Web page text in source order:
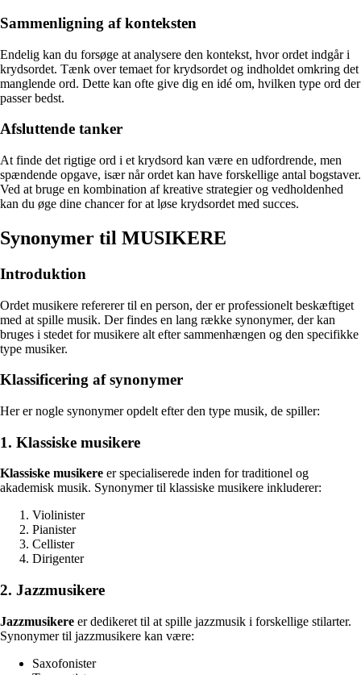
Sammenligning af konteksten
Endelig kan du forsøge at analysere den kontekst, hvor ordet indgår i
krydsordet. Tænk over temaet for krydsordet og indholdet omkring det
manglende ord. Dette kan ofte give dig en idé om, hvilken type ord der
passer bedst.
Afsluttende tanker
At finde det rigtige ord i et krydsord kan være en udfordrende, men
spændende opgave, især når ordet kan have forskellige antal bogstaver.
Ved at bruge en kombination af kreative strategier og vedholdenhed
kan du øge dine chancer for at løse krydsordet med succes.
Synonymer til MUSIKERE
Introduktion
Ordet musikere refererer til en person, der er professionelt beskæftiget
med at spille musik. Der findes en lang række synonymer, der kan
bruges i stedet for musikere alt efter sammenhængen og den specifikke
type musiker.
Klassificering af synonymer
Her er nogle synonymer opdelt efter den type musik, de spiller:
1. Klassiske musikere
Klassiske musikere er specialiserede inden for traditionel og
akademisk musik. Synonymer til klassiske musikere inkluderer:
Violinister
Pianister
Cellister
Dirigenter
2. Jazzmusikere
Jazzmusikere er dedikeret til at spille jazzmusik i forskellige stilarter.
Synonymer til jazzmusikere kan være:
Saxofonister